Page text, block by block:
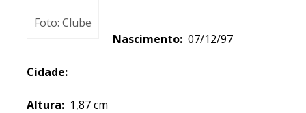
Foto: Clube
Nascimento: 07/12/97
Cidade:
Altura: 1,87 cm